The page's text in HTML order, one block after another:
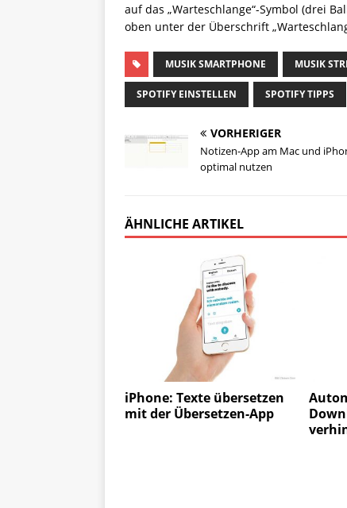
auf das „Warteschlange“-Symbol (drei
oben unter der Überschrift
MUSIK SMARTPHONE MUSIK
SPOTIFY EINSTELLEN SPOTIFY TIPPS
VORHERIGER
Notizen-App am Mac und
optimal nutzen
ÄHNLICHE ARTIKEL
iPhone: Texte übersetzen
mit der Übersetzen-App